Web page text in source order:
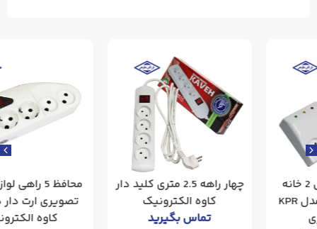
چهار راهه 2.5 متری کلید دار
کاوه الکترونیک
تماس بگیرید
محافظ 5 راهی لوازم صوتی
تصویری ارت دار دیجیتال
کاوه‌ الکترونیک